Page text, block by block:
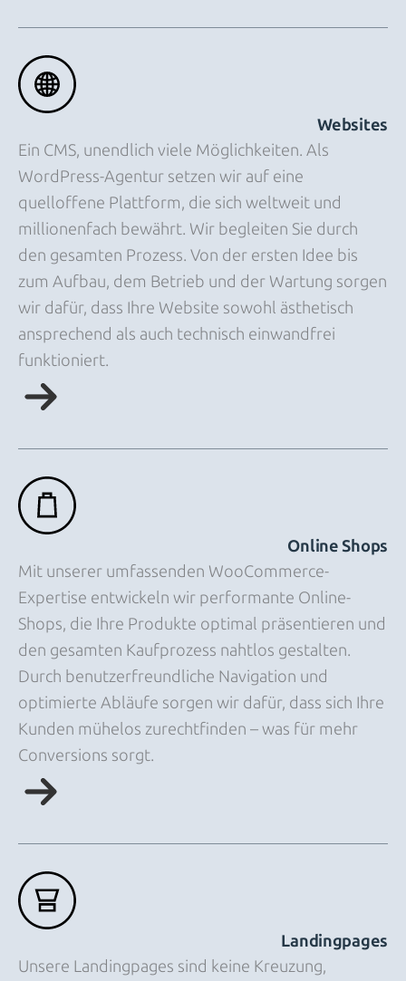
Websites
Ein CMS, unendlich viele Möglichkeiten. Als
WordPress-Agentur setzen wir auf eine
quelloffene Plattform, die sich weltweit und
millionenfach bewährt. Wir begleiten Sie durch
den gesamten Prozess. Von der ersten Idee bis
zum Aufbau, dem Betrieb und der Wartung sorgen
wir dafür, dass Ihre Website sowohl ästhetisch
ansprechend als auch technisch einwandfrei
funktioniert.
Online Shops
Mit unserer umfassenden WooCommerce-
Expertise entwickeln wir performante Online-
Shops, die Ihre Produkte optimal präsentieren und
den gesamten Kaufprozess nahtlos gestalten.
Durch benutzerfreundliche Navigation und
optimierte Abläufe sorgen wir dafür, dass sich Ihre
Kunden mühelos zurechtfinden – was für mehr
Conversions sorgt.
Landingpages
Unsere Landingpages sind keine Kreuzung,